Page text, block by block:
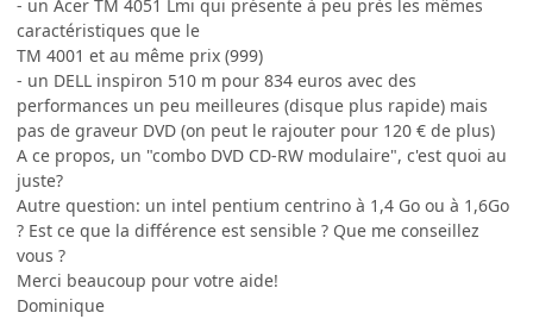
- un Acer TM 4051 Lmi qui présente à peu près les mêmes
caractéristiques que le
TM 4001 et au même prix (999)
- un DELL inspiron 510 m pour 834 euros avec des
performances un peu meilleures (disque plus rapide) mais
pas de graveur DVD (on peut le rajouter pour 120 € de plus)
A ce propos, un "combo DVD CD-RW modulaire", c'est quoi au
juste?
Autre question: un intel pentium centrino à 1,4 Go ou à 1,6Go
? Est ce que la différence est sensible ? Que me conseillez
vous ?
Merci beaucoup pour votre aide!
Dominique